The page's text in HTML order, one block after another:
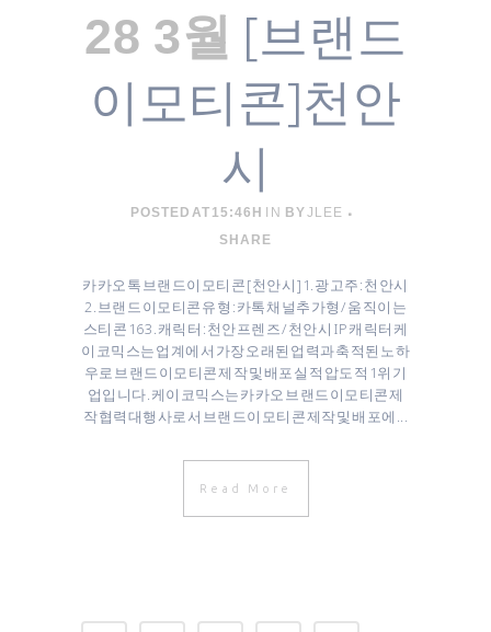
28 3월 [브랜드
이모티콘]천안
시
POSTED AT 15:46H IN BYJLEE
SHARE
카카오톡 브랜드이모티콘 [ 천안시 ] 1. 광고주 : 천안시
2. 브랜드 이모티콘 유형 : 카톡 채널추가형 / 움직이는
스티콘 16 3. 캐릭터 : 천안프렌즈 / 천안시 IP 캐릭터 케
이코믹스는 업계에서 가장 오래된 업력과 축적된 노하
우로 브랜드이모티콘 제작 및 배포 실적 압도적 1위 기
업입니다. 케이코믹스는 카카오 브랜드이모티콘 제
작협력대행사로서 브랜드이모티콘 제작 및 배포에...
Read More